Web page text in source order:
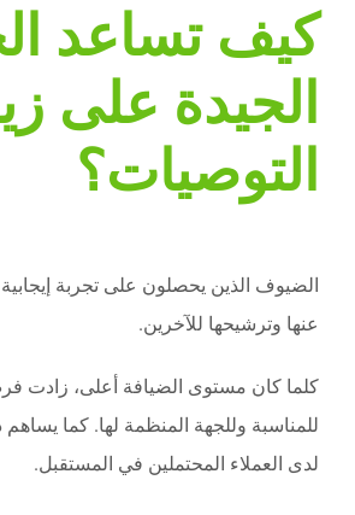
كيف تساعد
الجيدة على
التوصيات؟
الضيوف الذين يحصلون على تجربة
عنها وترشيحها للآخرين.
كلما كان مستوى الضيافة أعلى، زادت
للمناسبة وللجهة المنظمة لها. كما
لدى العملاء المحتملين في المستقبل.